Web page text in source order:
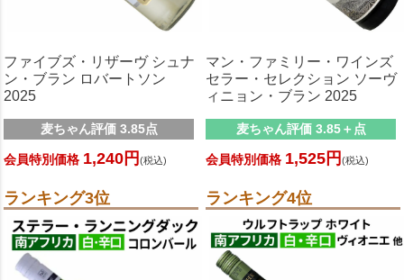
ファイブズ・リザーヴ シュナ
ン・ブラン ロバートソン
2025
麦ちゃん評価 3.85点
会員特別価格 1,240円 (税込)
マン・ファミリー・ワインズ
セラー・セレクション ソーヴ
ィニョン・ブラン 2025
麦ちゃん評価 3.85＋点
会員特別価格 1,525円 (税込)
ランキング3位 ランキング4位